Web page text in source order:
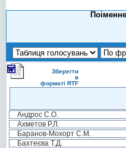
Зберегти
в
форматі RTF
Андрос С.О.
Ахметов Р.Л.
Баранов-Мохорт С.М.
Бахтеєва Т.Д.